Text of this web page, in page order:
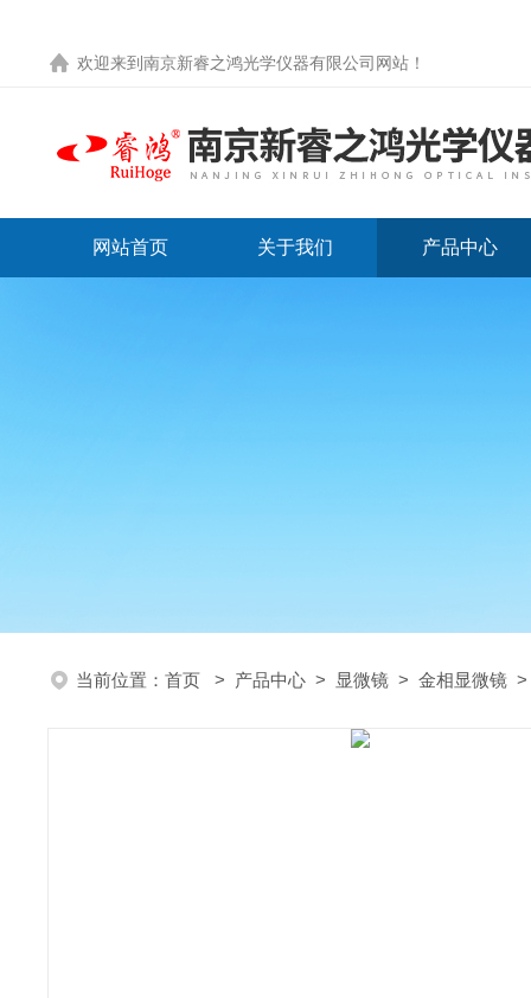
欢迎来到 南京新睿之鸿光学仪器有限公司网站 ！
网站首页 关于我们 产品中心
当前位置： 首页 > 产品中心 > 显微镜 > 金相显微镜 >